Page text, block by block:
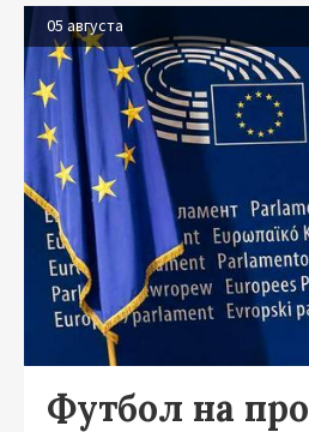
05 августа
Футбол на